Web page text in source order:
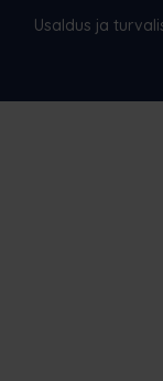
Usaldus ja